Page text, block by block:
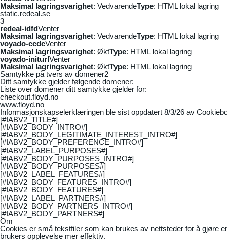
Maksimal lagringsvarighet: VedvarendeType: HTML lokal lagring
static.redeal.se
3
redeal-idfdVenter
Maksimal lagringsvarighet: VedvarendeType: HTML lokal lagring
voyado-ccdcVenter
Maksimal lagringsvarighet: ØktType: HTML lokal lagring
voyado-initurlVenter
Maksimal lagringsvarighet: ØktType: HTML lokal lagring
Samtykke på tvers av domener2
Ditt samtykke gjelder følgende domener:
Liste over domener ditt samtykke gjelder for:
checkout.floyd.no
www.floyd.no
Informasjonskapselerklæringen ble sist oppdatert 8/3/26 av
[#IABV2_TITLE#]
[#IABV2_BODY_INTRO#]
[#IABV2_BODY_LEGITIMATE_INTEREST_INTRO#]
[#IABV2_BODY_PREFERENCE_INTRO#]
[#IABV2_LABEL_PURPOSES#]
[#IABV2_BODY_PURPOSES_INTRO#]
[#IABV2_BODY_PURPOSES#]
[#IABV2_LABEL_FEATURES#]
[#IABV2_BODY_FEATURES_INTRO#]
[#IABV2_BODY_FEATURES#]
[#IABV2_LABEL_PARTNERS#]
[#IABV2_BODY_PARTNERS_INTRO#]
[#IABV2_BODY_PARTNERS#]
Om
Cookies er små tekstfiler som kan brukes av nettsteder for å gjøre
brukers opplevelse mer effektiv.